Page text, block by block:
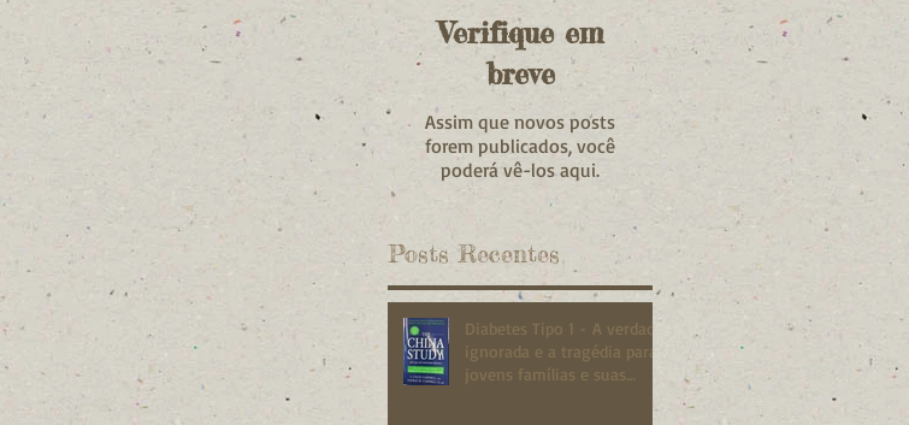
Verifique em
breve
Assim que novos posts
forem publicados, você
poderá vê-los aqui.
Posts Recentes
Diabetes Tipo 1 - A verdade
ignorada e a tragédia para
jovens famílias e suas